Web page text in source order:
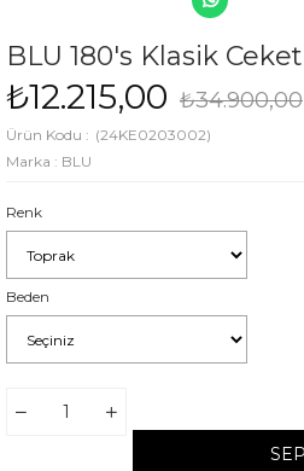
BLU 180's Klasik Ceket
₺34.900,00
₺12.215,00
(24KE0203002)
Marka : BLU
Renk
Beden